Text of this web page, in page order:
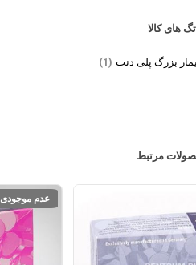
تگ های کالا
بزرگ پلی دنت (1)
مرتبط
عدم موجودی